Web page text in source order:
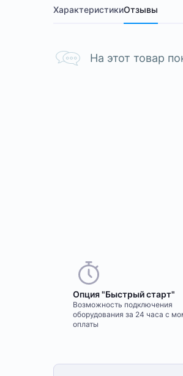
ХарактеристикиОтзывы
На этот товар
Опция "Быстрый старт"
Возможность подключения
оборудования за 24 часа с
оплаты